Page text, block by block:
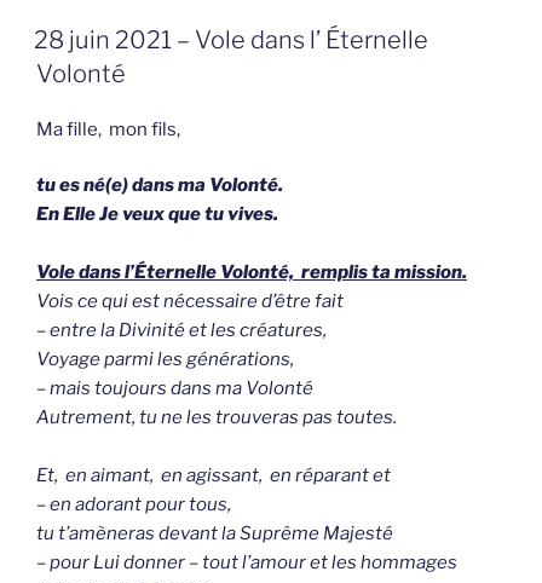
GEPLAATST
OP
28 juin 2021 – Vole dans l’ Éternelle
Volonté
Ma fille, mon fils,
tu es né(e) dans ma Volonté.
En Elle Je veux que tu vives.
Vole dans l’Éternelle Volonté, remplis ta mission.
Vois ce qui est nécessaire d’être fait
– entre la Divinité et les créatures,
Voyage parmi les générations,
– mais toujours dans ma Volonté
Autrement, tu ne les trouveras pas toutes.
Et, en aimant, en agissant, en réparant et
– en adorant pour tous,
tu t’amèneras devant la Suprême Majesté
– pour Lui donner – tout l’amour et les hommages